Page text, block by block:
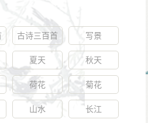
皇上为何不能效仿汉景帝对
此念头。当时有人称大理寺寺
怒降其一级。杨士奇为他鸣
之后大理寺少卿弋谦因言得
诏而陈言。如果要加其罪行，
。”明仁宗因此立升弋谦为副
古诗三百首 写景
夏天 秋天
荷花 菊花
山水 长江